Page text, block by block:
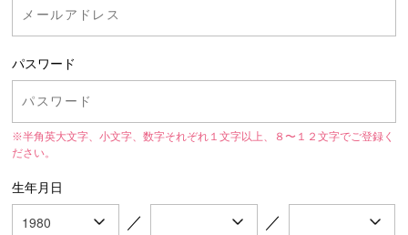
パスワード
※半角英大文字、小文字、数字それぞれ１文字以上、８〜１２文字でご登録く
ださい。
生年月日
／ ／